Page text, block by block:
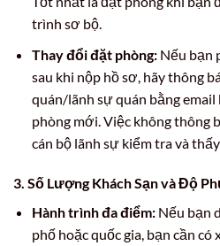
trình sơ bộ.
Thay đổi đặt phòng:Nếu bạn
sau khi nộp hồ sơ, hãy thông
quán/lãnh sự quán bằng
phòng mới. Việc không thông
cán bộ lãnh sự kiểm tra và
3. Số Lượng Khách Sạn và Độ
Hành trình đa điểm:Nếu bạn
phố hoặc quốc gia, bạn cần có